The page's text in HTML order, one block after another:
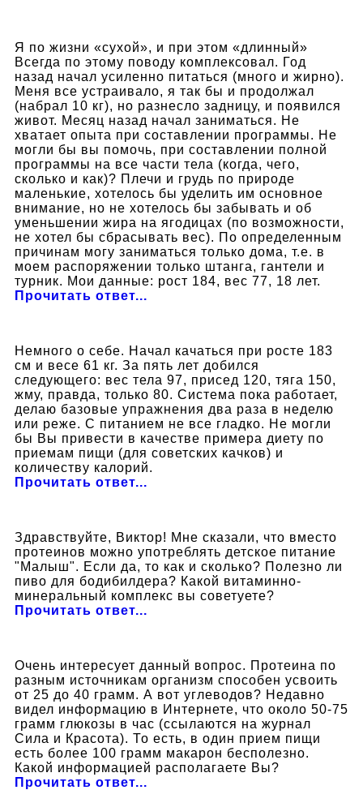
Я по жизни «сухой», и при этом «длинный»
Всегда по этому поводу комплексовал. Год
назад начал усиленно питаться (много и жирно).
Меня все устраивало, я так бы и продолжал
(набрал 10 кг), но разнесло задницу, и появился
живот. Месяц назад начал заниматься. Не
хватает опыта при составлении программы. Не
могли бы вы помочь, при составлении полной
программы на все части тела (когда, чего,
сколько и как)? Плечи и грудь по природе
маленькие, хотелось бы уделить им основное
внимание, но не хотелось бы забывать и об
уменьшении жира на ягодицах (по возможности,
не хотел бы сбрасывать вес). По определенным
причинам могу заниматься только дома, т.е. в
моем распоряжении только штанга, гантели и
турник. Мои данные: рост 184, вес 77, 18 лет.
Прочитать ответ...
Немного о себе. Начал качаться при росте 183
см и весе 61 кг. За пять лет добился
следующего: вес тела 97, присед 120, тяга 150,
жму, правда, только 80. Система пока работает,
делаю базовые упражнения два раза в неделю
или реже. С питанием не все гладко. Не могли
бы Вы привести в качестве примера диету по
приемам пищи (для советских качков) и
количеству калорий.
Прочитать ответ...
Здравствуйте, Виктор! Мне сказали, что вместо
протеинов можно употреблять детское питание
"Малыш". Если да, то как и сколько? Полезно ли
пиво для бодибилдера? Какой витаминно-
минеральный комплекс вы советуете?
Прочитать ответ...
Очень интересует данный вопрос. Протеина по
разным источникам организм способен усвоить
от 25 до 40 грамм. А вот углеводов? Недавно
видел информацию в Интернете, что около 50-75
грамм глюкозы в час (ссылаются на журнал
Сила и Красота). То есть, в один прием пищи
есть более 100 грамм макарон бесполезно.
Какой информацией располагаете Вы?
Прочитать ответ...